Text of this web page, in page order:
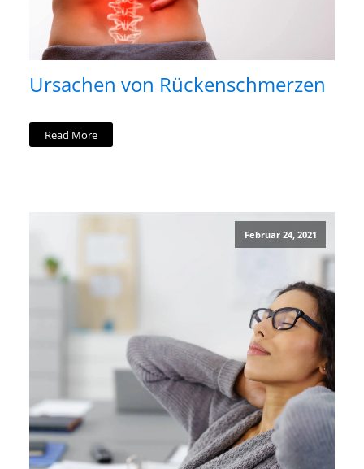
Ursachen von Rückenschmerzen
Read More
Februar 24, 2021